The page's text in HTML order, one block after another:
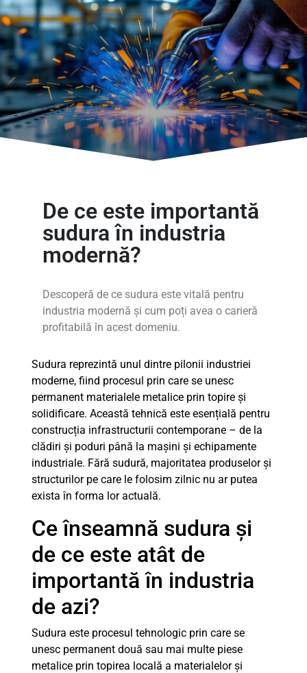
De ce este importantă
sudura în industria
modernă?
Descoperă de ce sudura este vitală pentru
industria modernă și cum poți avea o carieră
profitabilă în acest domeniu.
Sudura reprezintă unul dintre pilonii industriei
moderne, fiind procesul prin care se unesc
permanent materialele metalice prin topire și
solidificare. Această tehnică este esențială pentru
construcția infrastructurii contemporane – de la
clădiri și poduri până la mașini și echipamente
industriale. Fără sudură, majoritatea produselor și
structurilor pe care le folosim zilnic nu ar putea
exista în forma lor actuală.
Ce înseamnă sudura și
de ce este atât de
importantă în industria
de azi?
Sudura este procesul tehnologic prin care se
unesc permanent două sau mai multe piese
metalice prin topirea locală a materialelor și